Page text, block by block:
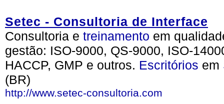
Setec - Consultoria de Interface
Consultoria e treinamento em
gestão: ISO-9000, QS-9000, ISO-
HACCP, GMP e outros. Escritórios em
(BR)
http://www.setec-consultoria.com